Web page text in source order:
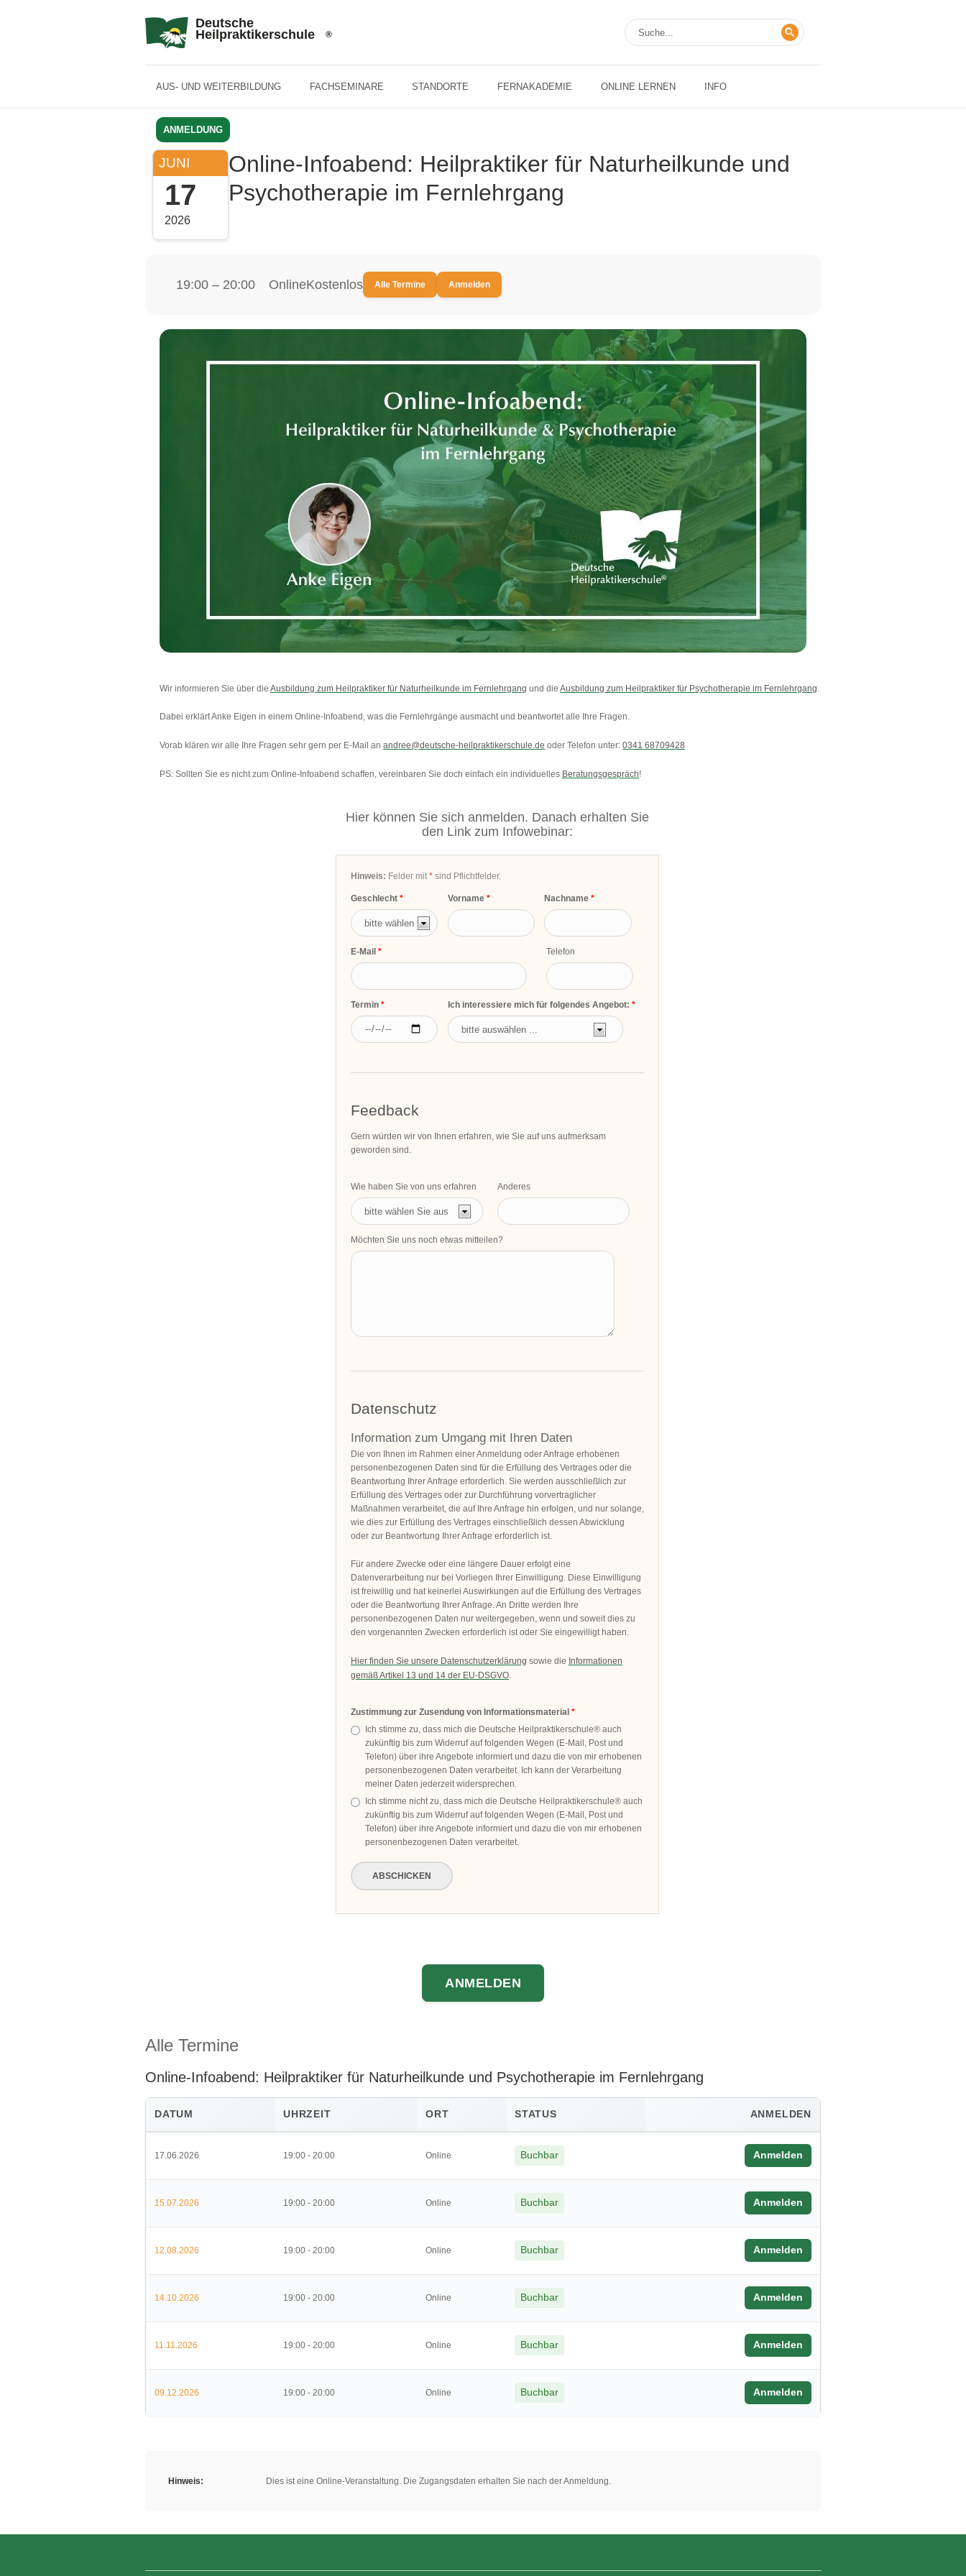
Deutsche
Heilpraktikerschule
AUS- UND WEITERBILDUNG FACHSEMINARE STANDORTE FERNAKADEMIE ONLINE LERNEN INFO
ANMELDUNG
JUNI
17
2026
Online-Infoabend: Heilpraktiker für Naturheilkunde und
Psychotherapie im Fernlehrgang
19:00 – 20:00 OnlineKostenlos Alle Termine Anmelden
Wir informieren Sie über dieAusbildung zum Heilpraktiker für Naturheilkunde im Fernlehrgang und dieAusbildung zum Heilpraktiker für Psychotherapie im Fernlehrgang.
Dabei erklärt Anke Eigen in einem Online-Infoabend, was die Fernlehrgänge ausmacht und beantwortet alle Ihre Fragen.
Vorab klären wir alle Ihre Fragen sehr gern per E-Mail anandree@deutsche-heilpraktikerschule.de oder Telefon unter:0341 68709428
PS: Sollten Sie es nicht zum Online-Infoabend schaffen, vereinbaren Sie doch einfach ein individuelles Beratungsgespräch!
Hier können Sie sich anmelden. Danach erhalten Sie
den Link zum Infowebinar:
Hinweis: Felder mit*sind Pflichtfelder.
Geschlecht Vorname Nachname
E-Mail Telefon
Termin Ich interessiere mich für folgendes Angebot:
Feedback
Gern würden wir von Ihnen erfahren, wie Sie auf uns aufmerksam
geworden sind.
Wie haben Sie von uns erfahren Anderes
Möchten Sie uns noch etwas mitteilen?
Datenschutz
Information zum Umgang mit Ihren Daten
Die von Ihnen im Rahmen einer Anmeldung oder Anfrage erhobenen
personenbezogenen Daten sind für die Erfüllung des Vertrages oder die
Beantwortung Ihrer Anfrage erforderlich. Sie werden ausschließlich zur
Erfüllung des Vertrages oder zur Durchführung vorvertraglicher
Maßnahmen verarbeitet, die auf Ihre Anfrage hin erfolgen, und nur solange,
wie dies zur Erfüllung des Vertrages einschließlich dessen Abwicklung
oder zur Beantwortung Ihrer Anfrage erforderlich ist.
Für andere Zwecke oder eine längere Dauer erfolgt eine
Datenverarbeitung nur bei Vorliegen Ihrer Einwilligung. Diese Einwilligung
ist freiwillig und hat keinerlei Auswirkungen auf die Erfüllung des Vertrages
oder die Beantwortung Ihrer Anfrage. An Dritte werden Ihre
personenbezogenen Daten nur weitergegeben, wenn und soweit dies zu
den vorgenannten Zwecken erforderlich ist oder Sie eingewilligt haben.
Hier finden Sie unsere Datenschutzerklärung sowie die Informationen
gemäß Artikel 13 und 14 der EU-DSGVO.
Zustimmung zur Zusendung von Informationsmaterial
Ich stimme zu, dass mich die Deutsche Heilpraktikerschule® auch
zukünftig bis zum Widerruf auf folgenden Wegen (E-Mail, Post und
Telefon) über ihre Angebote informiert und dazu die von mir erhobenen
personenbezogenen Daten verarbeitet. Ich kann der Verarbeitung
meiner Daten jederzeit widersprechen.
Ich stimme nicht zu, dass mich die Deutsche Heilpraktikerschule® auch
zukünftig bis zum Widerruf auf folgenden Wegen (E-Mail, Post und
Telefon) über ihre Angebote informiert und dazu die von mir erhobenen
personenbezogenen Daten verarbeitet.
ABSCHICKEN
ANMELDEN
Alle Termine
Online-Infoabend: Heilpraktiker für Naturheilkunde und Psychotherapie im Fernlehrgang
DATUM UHRZEIT ORT STATUS ANMELDEN
17.06.2026 19:00 - 20:00 Online Buchbar Anmelden
15.07.2026 19:00 - 20:00 Online Buchbar Anmelden
12.08.2026 19:00 - 20:00 Online Buchbar Anmelden
14.10.2026 19:00 - 20:00 Online Buchbar Anmelden
11.11.2026 19:00 - 20:00 Online Buchbar Anmelden
09.12.2026 19:00 - 20:00 Online Buchbar Anmelden
Hinweis: Dies ist eine Online-Veranstaltung. Die Zugangsdaten erhalten Sie nach der Anmeldung.